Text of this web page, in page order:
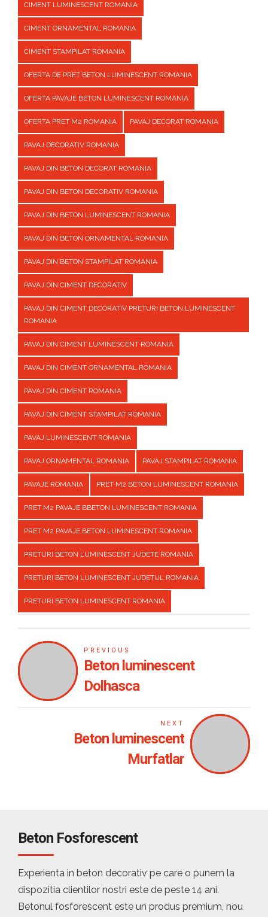
CIMENT LUMINESCENT ROMANIA
CIMENT ORNAMENTAL ROMANIA
CIMENT STAMPILAT ROMANIA
OFERTA DE PRET BETON LUMINESCENT ROMANIA
OFERTA PAVAJE BETON LUMINESCENT ROMANIA
OFERTA PRET M2 ROMANIA PAVAJ DECORAT ROMANIA
PAVAJ DECORATIV ROMANIA
PAVAJ DIN BETON DECORAT ROMANIA
PAVAJ DIN BETON DECORATIV ROMANIA
PAVAJ DIN BETON LUMINESCENT ROMANIA
PAVAJ DIN BETON ORNAMENTAL ROMANIA
PAVAJ DIN BETON STAMPILAT ROMANIA
PAVAJ DIN CIMENT DECORATIV
PAVAJ DIN CIMENT DECORATIV PRETURI BETON LUMINESCENT
ROMANIA
PAVAJ DIN CIMENT LUMINESCENT ROMANIA
PAVAJ DIN CIMENT ORNAMENTAL ROMANIA
PAVAJ DIN CIMENT ROMANIA
PAVAJ DIN CIMENT STAMPILAT ROMANIA
PAVAJ LUMINESCENT ROMANIA
PAVAJ ORNAMENTAL ROMANIA PAVAJ STAMPILAT ROMANIA
PAVAJE ROMANIA PRET M2 BETON LUMINESCENT ROMANIA
PRET M2 PAVAJE BBETON LUMINESCENT ROMANIA
PRET M2 PAVAJE BETON LUMINESCENT ROMANIA
PRETURI BETON LUMINESCENT JUDETE ROMANIA
PRETURI BETON LUMINESCENT JUDETUL ROMANIA
PRETURI BETON LUMINESCENT ROMANIA
PREVIOUS
Beton luminescent
Dolhasca
NEXT
Beton luminescent
Murfatlar
Beton Fosforescent
Experienta in beton decorativ pe care o punem la
dispozitia clientilor nostri este de peste 14 ani.
Betonul fosforescent este un produs premium, nou